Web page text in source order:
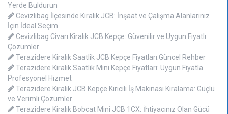
Yerde Buldurun
Cevizlibag İlçesinde Kiralık JCB: İnşaat ve Çalışma Alanlarınız
İçin İdeal Seçim
Cevizlibag Civarı Kiralık JCB Kepçe: Güvenilir ve Uygun Fiyatlı
Çözümler
Terazidere Kiralık Saatlik JCB Kepçe Fiyatları:Güncel Rehber
Terazidere Kiralık Saatlik Mini Kepçe Fiyatları: Uygun Fiyatla
Profesyonel Hizmet
Terazidere Kiralık JCB Kepçe Kırıcılı İş Makinası Kiralama: Güçlü
ve Verimli Çözümler
Terazidere Kiralık Bobcat Mini JCB 1CX: İhtiyacınız Olan Gücü